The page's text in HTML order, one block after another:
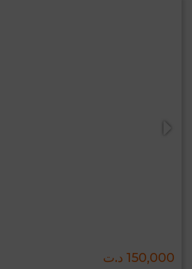
150,000 د.ت